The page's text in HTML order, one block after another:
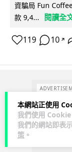
本網站正使用
我們使用
我們的網站即表
策 。
資騙局 Fun
款 9,4...
閱讀全
119 10 ↗